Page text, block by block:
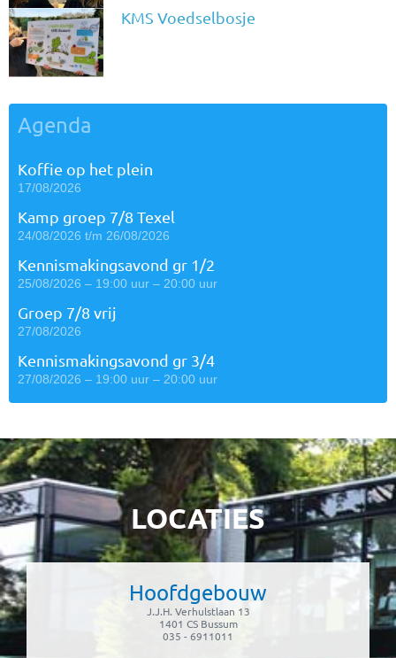
KMS Voedselbosje
Agenda
Koffie op het plein
17/08/2026
Kamp groep 7/8 Texel
24/08/2026 t/m 26/08/2026
Kennismakingsavond gr 1/2
25/08/2026 – 19:00 uur – 20:00 uur
Groep 7/8 vrij
27/08/2026
Kennismakingsavond gr 3/4
27/08/2026 – 19:00 uur – 20:00 uur
LOCATIES
Hoofdgebouw
J.J.H. Verhulstlaan 13
1401 CS Bussum
035 - 6911011